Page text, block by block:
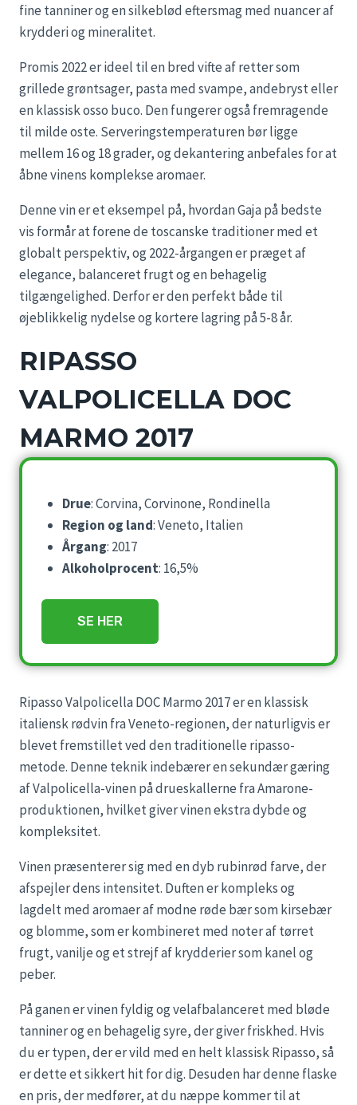
fine tanniner og en silkeblød eftersmag med nuancer af
krydderi og mineralitet.
Promis 2022 er ideel til en bred vifte af retter som
grillede grøntsager, pasta med svampe, andebryst eller
en klassisk osso buco. Den fungerer også fremragende
til milde oste. Serveringstemperaturen bør ligge
mellem 16 og 18 grader, og dekantering anbefales for at
åbne vinens komplekse aromaer.
Denne vin er et eksempel på, hvordan Gaja på bedste
vis formår at forene de toscanske traditioner med et
globalt perspektiv, og 2022-årgangen er præget af
elegance, balanceret frugt og en behagelig
tilgængelighed. Derfor er den perfekt både til
øjeblikkelig nydelse og kortere lagring på 5-8 år.
RIPASSO
VALPOLICELLA DOC
MARMO 2017
Drue: Corvina, Corvinone, Rondinella
Region og land: Veneto, Italien
Årgang: 2017
Alkoholprocent: 16,5%
SE HER
Ripasso Valpolicella DOC Marmo 2017 er en klassisk
italiensk rødvin fra Veneto-regionen, der naturligvis er
blevet fremstillet ved den traditionelle ripasso-
metode. Denne teknik indebærer en sekundær gæring
af Valpolicella-vinen på drueskallerne fra Amarone-
produktionen, hvilket giver vinen ekstra dybde og
kompleksitet.
Vinen præsenterer sig med en dyb rubinrød farve, der
afspejler dens intensitet. Duften er kompleks og
lagdelt med aromaer af modne røde bær som kirsebær
og blomme, som er kombineret med noter af tørret
frugt, vanilje og et strejf af krydderier som kanel og
peber.
På ganen er vinen fyldig og velafbalanceret med bløde
tanniner og en behagelig syre, der giver friskhed. Hvis
du er typen, der er vild med en helt klassisk Ripasso, så
er dette et sikkert hit for dig. Desuden har denne flaske
en pris, der medfører, at du næppe kommer til at